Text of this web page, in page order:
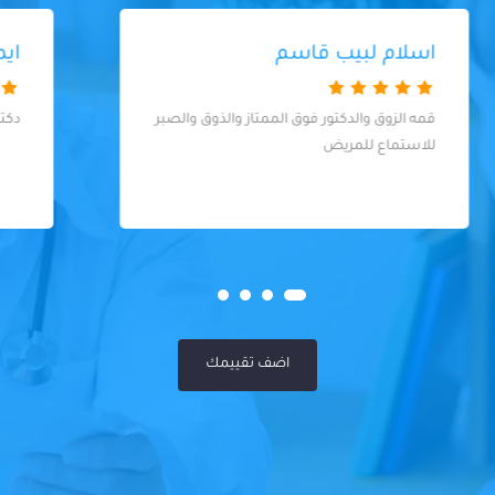
ايمان شعيب
دكتور ممتاز ربنا يبارك فيهويحفظه
اضف تقييمك